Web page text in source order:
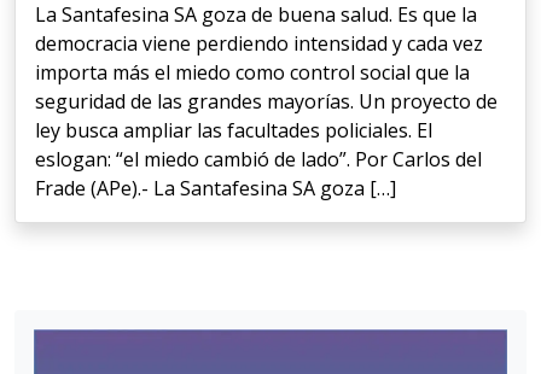
La Santafesina SA goza de buena salud. Es que la
democracia viene perdiendo intensidad y cada vez
importa más el miedo como control social que la
seguridad de las grandes mayorías. Un proyecto de
ley busca ampliar las facultades policiales. El
eslogan: “el miedo cambió de lado”. Por Carlos del
Frade (APe).- La Santafesina SA goza […]